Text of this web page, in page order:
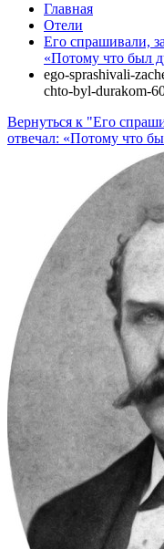
Главная
Отели
Его спрашивали,
«Потому что был
ego-sprashivali-
chto-byl-durakom-
Вернуться к "Его
отвечал: «Потому что